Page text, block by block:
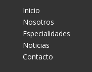
Inicio
Nosotros
Especialidades
Noticias
Contacto